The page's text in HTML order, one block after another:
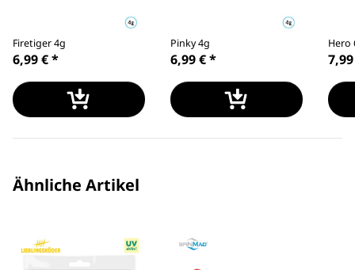
Firetiger 4g
6,99 €*
Pinky 4g
6,99 €*
Hero
Ähnliche Artikel